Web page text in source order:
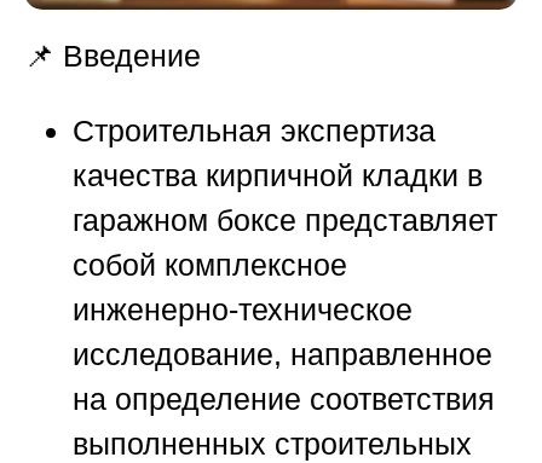
📌 Введение
Строительная экспертиза
качества кирпичной кладки в
гаражном боксе представляет
собой комплексное
инженерно-техническое
исследование, направленное
на определение соответствия
выполненных строительных